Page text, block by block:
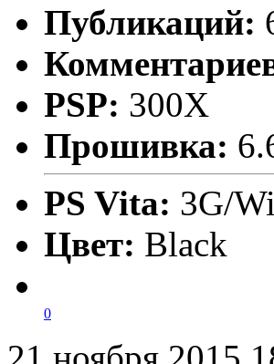
Публикаций:
PSP: 300X
Прошивка:
PS Vita: 3G/
Цвет: Black
0